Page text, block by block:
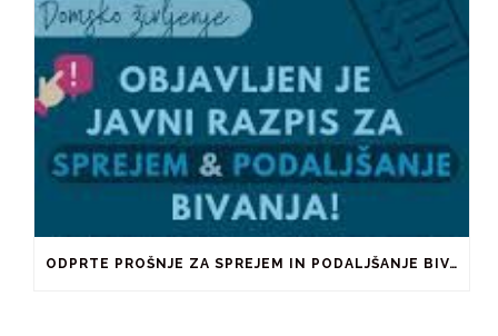
ODPRTE PROŠNJE ZA SPREJEM IN PODALJŠANJE BIVANJA V ŠTUDENTSKIH DOMOVIH IN PRI ZASEBNIKIH